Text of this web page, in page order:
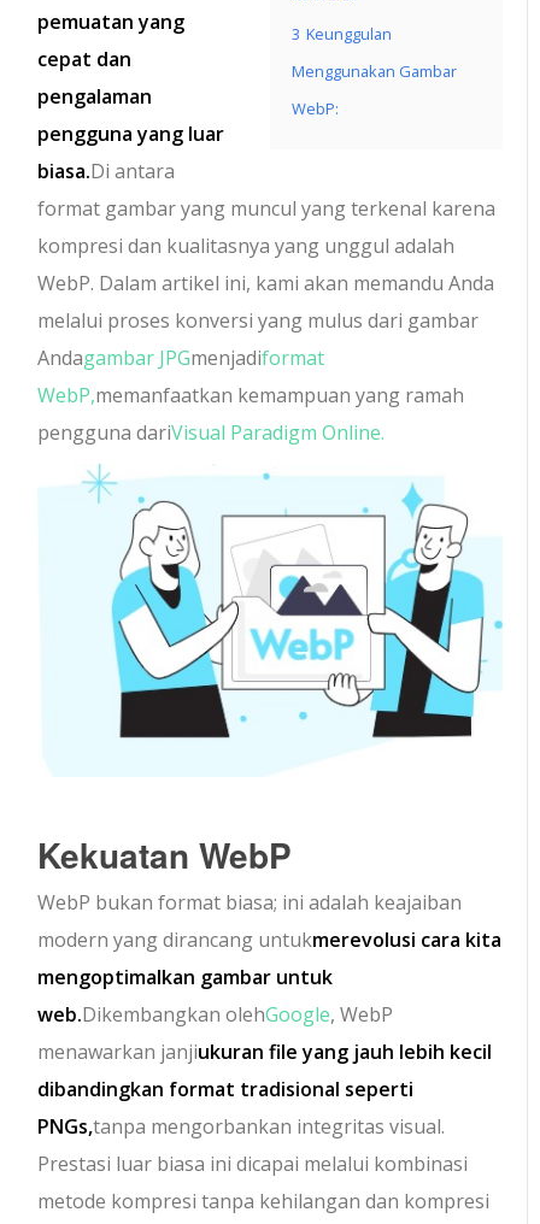
3 Keunggulan
Menggunakan Gambar
WebP:
pemuatan yang
cepat dan
pengalaman
pengguna yang luar
biasa.Di antara
format gambar yang muncul yang terkenal karena
kompresi dan kualitasnya yang unggul adalah
WebP. Dalam artikel ini, kami akan memandu Anda
melalui proses konversi yang mulus dari gambar
Andagambar JPGmenjadiformat
WebP,memanfaatkan kemampuan yang ramah
pengguna dariVisual Paradigm Online.
Kekuatan WebP
WebP bukan format biasa; ini adalah keajaiban
modern yang dirancang untukmerevolusi cara kita
mengoptimalkan gambar untuk
web.Dikembangkan olehGoogle, WebP
menawarkan janjiukuran file yang jauh lebih kecil
dibandingkan format tradisional seperti
PNGs,tanpa mengorbankan integritas visual.
Prestasi luar biasa ini dicapai melalui kombinasi
metode kompresi tanpa kehilangan dan kompresi